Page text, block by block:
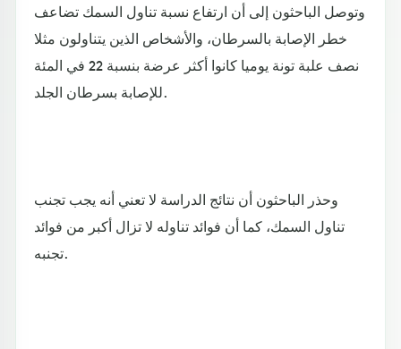
وتوصل الباحثون إلى أن ارتفاع نسبة تناول السمك تضاعف
خطر الإصابة بالسرطان، والأشخاص الذين يتناولون مثلا
نصف علبة تونة يوميا كانوا أكثر عرضة بنسبة 22 في المئة
للإصابة بسرطان الجلد.
وحذر الباحثون أن نتائج الدراسة لا تعني أنه يجب تجنب
تناول السمك، كما أن فوائد تناوله لا تزال أكبر من فوائد
تجنبه.